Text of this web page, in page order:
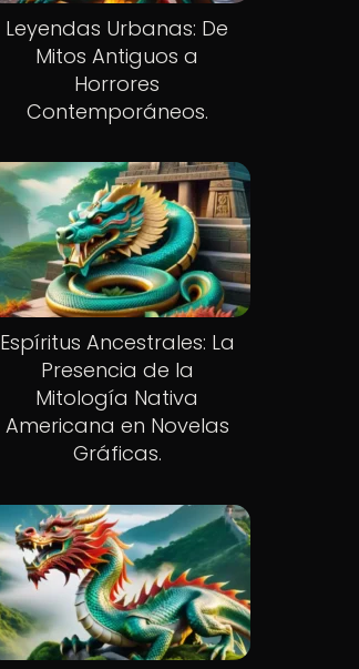
Leyendas Urbanas: De
Mitos Antiguos a
Horrores
Contemporáneos.
Espíritus Ancestrales: La
Presencia de la
Mitología Nativa
Americana en Novelas
Gráficas.